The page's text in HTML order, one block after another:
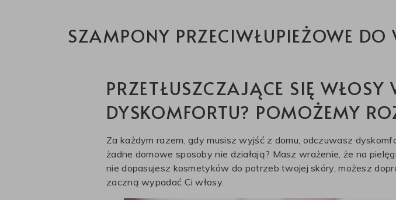
SZAMPONY PRZECIWŁUPIEŻOWE
PRZETŁUSZCZAJĄCE SIĘ
DYSKOMFORTU? POMOŻEMY
Za każdym razem, gdy musisz wyjść z domu, odczuwasz
żadne domowe sposoby nie działają? Masz wrażenie, że na
nie dopasujesz kosmetyków do potrzeb twojej skóry, możesz
zaczną wypadać Ci włosy.